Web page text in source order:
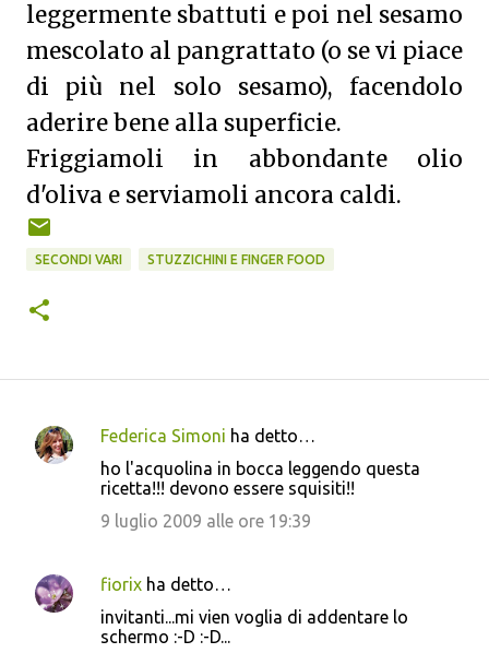
leggermente sbattuti e poi nel sesamo
mescolato al pangrattato (o se vi piace
di più nel solo sesamo), facendolo
aderire bene alla superficie.
Friggiamoli in abbondante olio
d'oliva e serviamoli ancora caldi.
SECONDI VARI STUZZICHINI E FINGER FOOD
C
e
n
Federica Simoni ha detto…
ho l'acquolina in bocca leggendo questa
ricetta!!! devono essere squisiti!!
9 luglio 2009 alle ore 19:39
fiorix ha detto…
invitanti...mi vien voglia di addentare lo
schermo :-D :-D...